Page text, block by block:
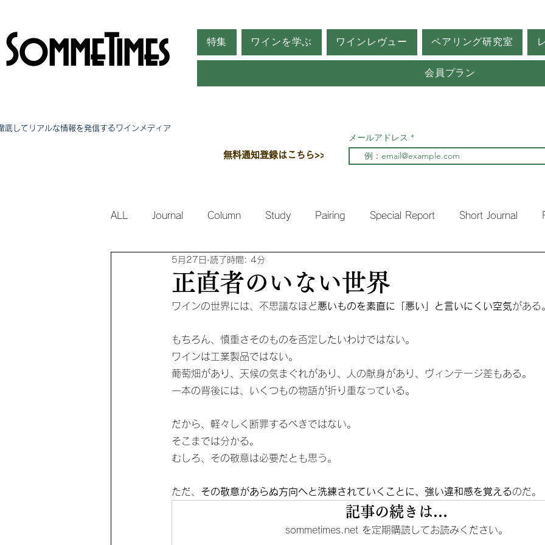
SommeTimes 特集 ワインを学ぶ ワインレヴュー ペアリング研究室
会員プラン
底してリアルな情報を発信する​ワインメディア
無料通知登録はこちら>>
メールアドレス
ALL Journal Column Study Pairing Special Report Short Journal
Side Stories
正直者のいない世界
5月27日 読了時間: 4分
ワインの世界には、不思議なほど悪いものを素直に「悪い」と言いにくい空気がある
もちろん、慎重さそのものを否定したいわけではない。
ワインは工業製品ではない。
葡萄畑があり、天候の気まぐれがあり、人の献身があり、ヴィンテージ差もある。
一本の背後には、いくつもの物語が折り重なっている。
だから、軽々しく断罪するべきではない。
そこまでは分かる。
むしろ、その敬意は必要だとも思う。
ただ、 その敬意があらぬ方向へと洗練されていくことに、強い違和感を覚えるのだ。
記事の続きは…
sommetimes.net を定期購読してお読みください。